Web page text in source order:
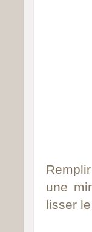
une
lisser